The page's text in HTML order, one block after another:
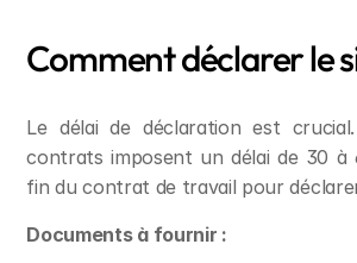
Comment déclarer le
Le délai de déclaration est
contrats imposent un délai de 30 à
fin du contrat de travail pour
Documents à fournir :